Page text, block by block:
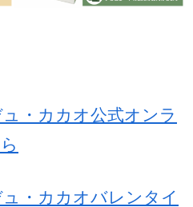
・カカオ公式オンラ
・カカオバレンタイ